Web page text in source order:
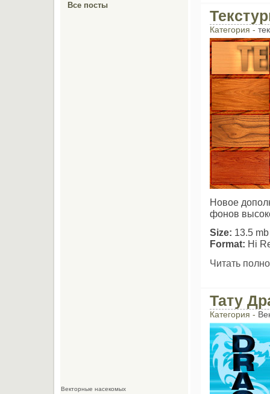
Категория -
Новое
фонов
Size: 13.5 mb
Format: Hi
Читать
Тату
Категория -
Все посты
Векторные насекомых